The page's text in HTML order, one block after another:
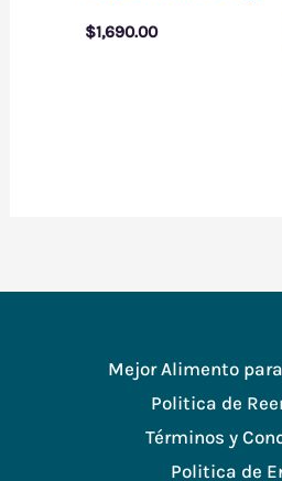
$1,690.00
Mejor Alimento
Politica de
Términos y
Politica de